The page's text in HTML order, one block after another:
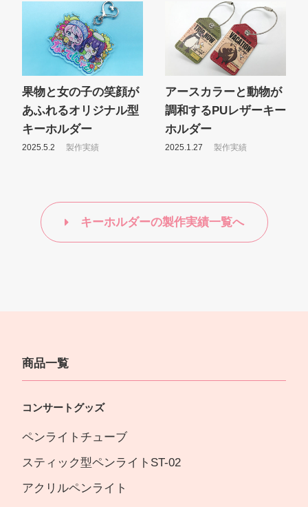
果物と女の子の笑顔が
あふれるオリジナル型
キーホルダー
2025.5.2 製作実績
アースカラーと動物が
調和するPUレザーキー
ホルダー
2025.1.27 製作実績
キーホルダーの製作実績一覧へ
商品一覧
コンサートグッズ
ペンライトチューブ
スティック型ペンライトST-02
アクリルペンライト